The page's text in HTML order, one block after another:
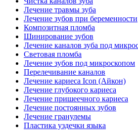
Лечение травмы зуба
Лечение зубов при беременности
Композитная пломба
Шинирование зубов
Лечение каналов зуба под
Световая пломба
Лечение зубов под микроскопом
Перелечивание каналов
Лечение кариеса Icon (Айкон)
Лечение глубокого кариеса
Лечение пришеечного кариеса
Лечение постоянных зубов
Лечение гранулемы
Пластика уздечки языка